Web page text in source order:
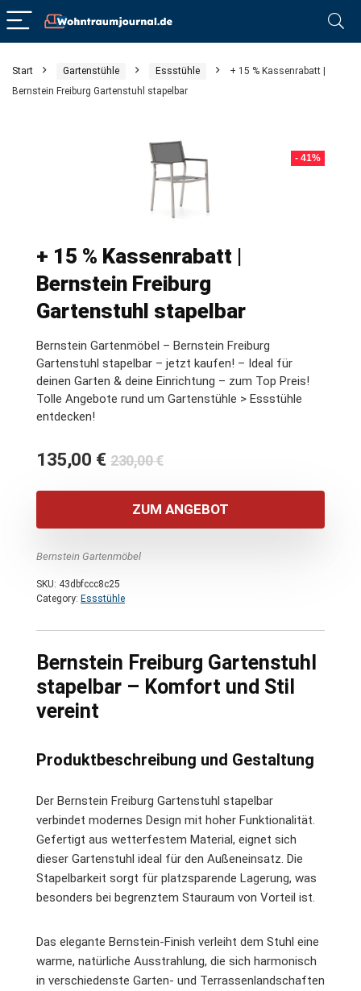
Start Gartenstühle Essstühle
+ 15 % Kassenrabatt |
Bernstein Freiburg Gartenstuhl stapelbar
- 41%
+ 15 % Kassenrabatt |
Bernstein Freiburg
Gartenstuhl stapelbar
Bernstein Gartenmöbel – Bernstein Freiburg
Gartenstuhl stapelbar – jetzt kaufen! – Ideal für
deinen Garten & deine Einrichtung – zum Top Preis!
Tolle Angebote rund um Gartenstühle > Essstühle
entdecken!
230,00€Ursprünglicher
war:
230,00 €
135,00 €
Aktueller
ist:
135,00 €.
ZUM ANGEBOT
Bernstein Gartenmöbel
SKU: 43dbfccc8c25
Category: Essstühle
Bernstein Freiburg Gartenstuhl
stapelbar – Komfort und Stil
vereint
Produktbeschreibung und Gestaltung
Der Bernstein Freiburg Gartenstuhl stapelbar
verbindet modernes Design mit hoher Funktionalität.
Gefertigt aus wetterfestem Material, eignet sich
dieser Gartenstuhl ideal für den Außeneinsatz. Die
Stapelbarkeit sorgt für platzsparende Lagerung, was
besonders bei begrenztem Stauraum von Vorteil ist.
Das elegante Bernstein-Finish verleiht dem Stuhl eine
warme, natürliche Ausstrahlung, die sich harmonisch
in verschiedenste Garten- und Terrassenlandschaften